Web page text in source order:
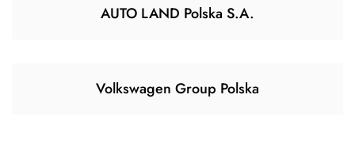
AUTO LAND Polska S.A.
Volkswagen Group Polska